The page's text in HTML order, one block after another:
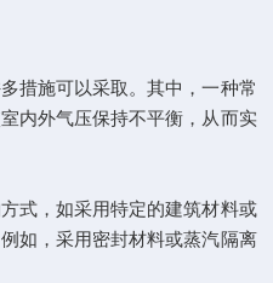
施可以采取。其中，一种常
内外气压保持不平衡，从而实
，如采用特定的建筑材料或
如，采用密封材料或蒸汽隔离